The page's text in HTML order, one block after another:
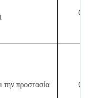
6
την προστασία
6